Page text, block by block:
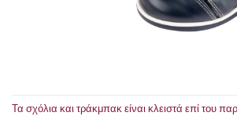
Τα σχόλια και τράκμπακ είναι κλειστά επί του